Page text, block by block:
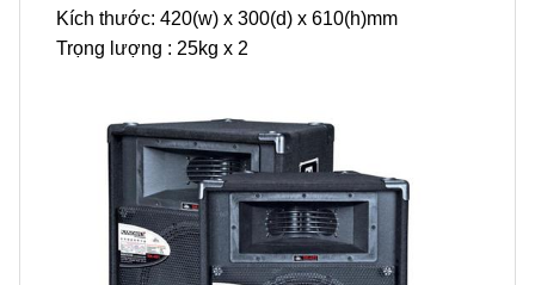
Kích thước: 420(w) x 300(d) x 610(h)mm
Trọng lượng : 25kg x 2